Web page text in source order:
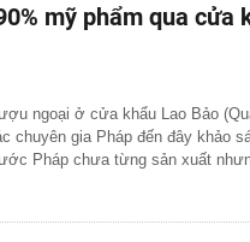
mỹ phẩm qua cửa
ngoại ở cửa khẩu Lao Bảo
chuyên gia Pháp đến đây khảo
Pháp chưa từng sản xuất